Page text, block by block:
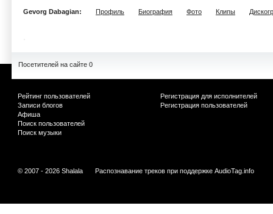
Gevorg Dabagian: Профиль Биография Фото Клипы
Посетителей на сайте 0
Рейтинг пользователей
Записи блогов
Афиша
Поиск пользователей
Поиск музыки
Регистрация для исполнителей
Регистрация пользователей
© 2007 - 2026 Shalala Распознавание треков при поддержке AudioTag.info